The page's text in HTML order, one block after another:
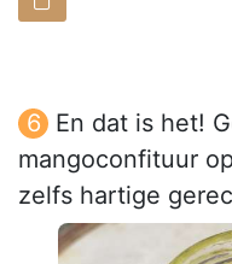
En dat is het!
mangoconfituur
zelfs hartige